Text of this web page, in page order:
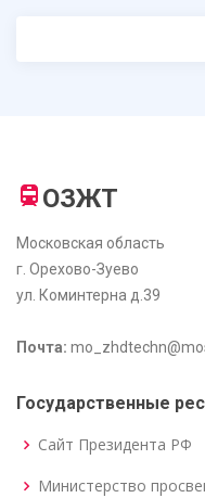
ОЗЖТ
Московская область
г. Орехово-Зуево
ул. Коминтерна д.39
Почта:
Государственные
Сайт Президента РФ
Министерство